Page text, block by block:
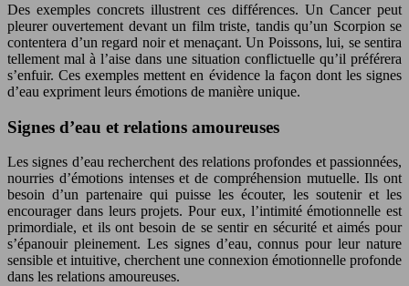
Des exemples concrets illustrent ces différences. Un Cancer peut
pleurer ouvertement devant un film triste, tandis qu’un Scorpion se
contentera d’un regard noir et menaçant. Un Poissons, lui, se sentira
tellement mal à l’aise dans une situation conflictuelle qu’il préférera
s’enfuir. Ces exemples mettent en évidence la façon dont les signes
d’eau expriment leurs émotions de manière unique.
Signes d’eau et relations amoureuses
Les signes d’eau recherchent des relations profondes et passionnées,
nourries d’émotions intenses et de compréhension mutuelle. Ils ont
besoin d’un partenaire qui puisse les écouter, les soutenir et les
encourager dans leurs projets. Pour eux, l’intimité émotionnelle est
primordiale, et ils ont besoin de se sentir en sécurité et aimés pour
s’épanouir pleinement. Les signes d’eau, connus pour leur nature
sensible et intuitive, cherchent une connexion émotionnelle profonde
dans les relations amoureuses.